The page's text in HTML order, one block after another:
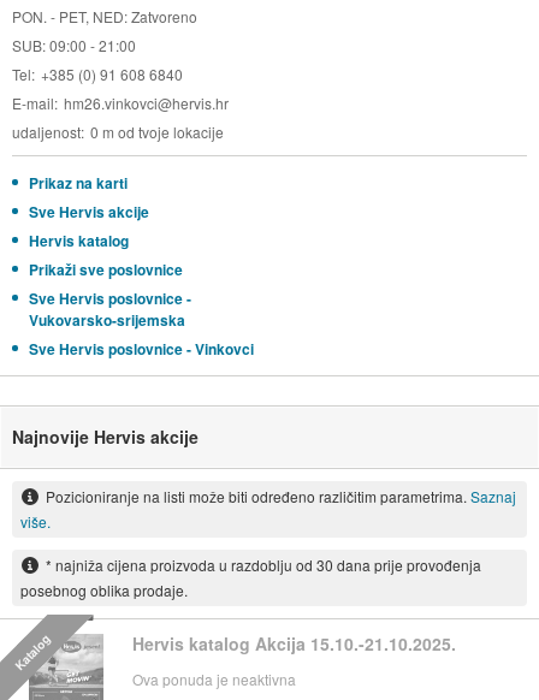
PON. - PET, NED: Zatvoreno
SUB: 09:00 - 21:00
Tel +385 (0) 91 608 6840
E-mail hm26.vinkovci@hervis.hr
udaljenost 0 m od tvoje lokacije
Prikaz na karti
Sve Hervis akcije
Hervis katalog
Prikaži sve poslovnice
Sve Hervis poslovnice -
Vukovarsko-srijemska
Sve Hervis poslovnice - Vinkovci
Najnovije Hervis akcije
Pozicioniranje na listi može biti određeno različitim parametrima. Saznaj
više.
* najniža cijena proizvoda u razdoblju od 30 dana prije provođenja
posebnog oblika prodaje.
Hervis katalog Akcija 15.10.-21.10.2025.
Ova ponuda je neaktivna
Katalog